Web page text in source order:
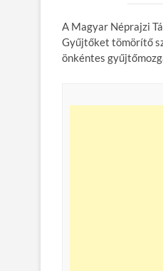
A Magyar Néprajzi
Gyűjtőket tömörítő
önkéntes